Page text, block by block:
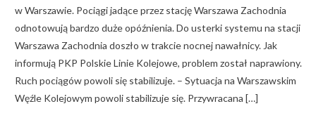
w Warszawie. Pociągi jadące przez stację Warszawa Zachodnia
odnotowują bardzo duże opóźnienia. Do usterki systemu na stacji
Warszawa Zachodnia doszło w trakcie nocnej nawałnicy. Jak
informują PKP Polskie Linie Kolejowe, problem został naprawiony.
Ruch pociągów powoli się stabilizuje. – Sytuacja na Warszawskim
Węźle Kolejowym powoli stabilizuje się. Przywracana […]